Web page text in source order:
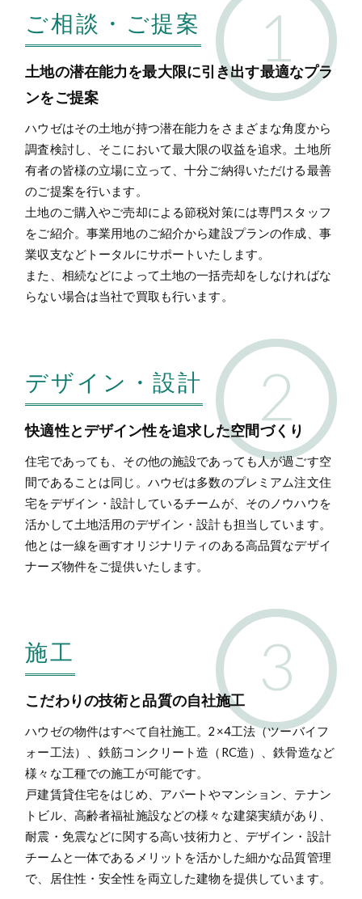
ご相談・ご提案
土地の潜在能力を最大限に引き出す最適なプラ
ンをご提案
ハウゼはその土地が持つ潜在能力をさまざまな角度から
調査検討し、そこにおいて最大限の収益を追求。土地所
有者の皆様の立場に立って、十分ご納得いただける最善
のご提案を行います。
土地のご購入やご売却による節税対策には専門スタッフ
をご紹介。事業用地のご紹介から建設プランの作成、事
業収支などトータルにサポートいたします。
また、相続などによって土地の一括売却をしなければな
らない場合は当社で買取も行います。
デザイン・設計
快適性とデザイン性を追求した空間づくり
住宅であっても、その他の施設であっても人が過ごす空
間であることは同じ。ハウゼは多数のプレミアム注文住
宅をデザイン・設計しているチームが、そのノウハウを
活かして土地活用のデザイン・設計も担当しています。
他とは一線を画すオリジナリティのある高品質なデザイ
ナーズ物件をご提供いたします。
施工
こだわりの技術と品質の自社施工
ハウゼの物件はすべて自社施工。2×4工法（ツーバイフ
ォー工法）、鉄筋コンクリート造（RC造）、鉄骨造など
様々な工種での施工が可能です。
戸建賃貸住宅をはじめ、アパートやマンション、テナン
トビル、高齢者福祉施設などの様々な建築実績があり、
耐震・免震などに関する高い技術力と、デザイン・設計
チームと一体であるメリットを活かした細かな品質管理
で、居住性・安全性を両立した建物を提供しています。